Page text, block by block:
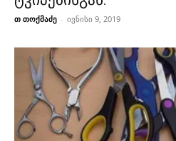
თ თოქმაძე - ივნისი 9, 2019